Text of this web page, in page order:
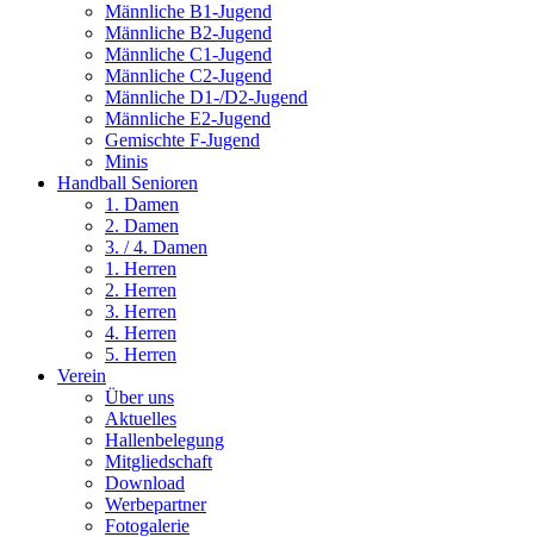
Männliche B1-Jugend
Männliche B2-Jugend
Männliche C1-Jugend
Männliche C2-Jugend
Männliche D1-/D2-Jugend
Männliche E2-Jugend
Gemischte F-Jugend
Minis
Handball Senioren
1. Damen
2. Damen
3. / 4. Damen
1. Herren
2. Herren
3. Herren
4. Herren
5. Herren
Verein
Über uns
Aktuelles
Hallenbelegung
Mitgliedschaft
Download
Werbepartner
Fotogalerie